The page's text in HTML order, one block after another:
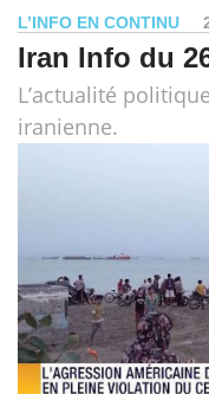
L’INFO EN CONTINU
Iran Info du
L’actualité
iranienne.